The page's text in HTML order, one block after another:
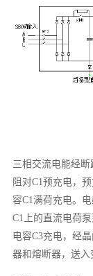
三相交流电能经
阻对C1预充电，
容C1满荷充电。
C1上的直流电荷
电容C3充电，经
器和熔断器，送入